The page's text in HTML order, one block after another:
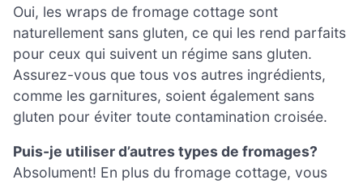
Oui, les wraps de fromage cottage sont
naturellement sans gluten, ce qui les rend parfaits
pour ceux qui suivent un régime sans gluten.
Assurez-vous que tous vos autres ingrédients,
comme les garnitures, soient également sans
gluten pour éviter toute contamination croisée.
Puis-je utiliser d’autres types de fromages?
Absolument! En plus du fromage cottage, vous